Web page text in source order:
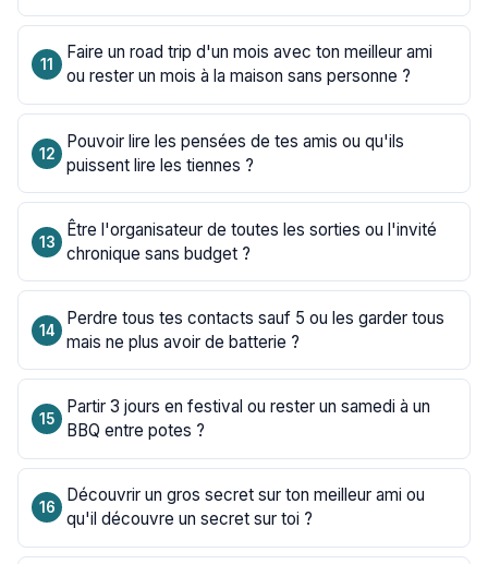
Faire un road trip d'un mois avec ton meilleur ami
ou rester un mois à la maison sans personne ?
Pouvoir lire les pensées de tes amis ou qu'ils
puissent lire les tiennes ?
Être l'organisateur de toutes les sorties ou l'invité
chronique sans budget ?
Perdre tous tes contacts sauf 5 ou les garder tous
mais ne plus avoir de batterie ?
Partir 3 jours en festival ou rester un samedi à un
BBQ entre potes ?
Découvrir un gros secret sur ton meilleur ami ou
qu'il découvre un secret sur toi ?